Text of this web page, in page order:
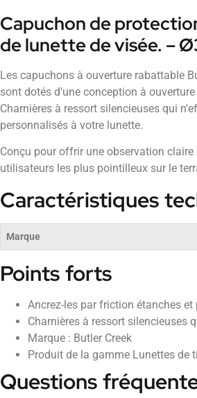
Capuchon de
de lunette de visée. –
Les capuchons à ouverture rabattable
sont dotés d'une conception à
Charnières à ressort silencieuses qui
personnalisés à votre lunette.
Conçu pour offrir une observation
utilisateurs les plus pointilleux sur le
Caractéristiques
Marque
Points forts
Ancrez-les par friction étanches
Charnières à ressort silencieuses
Marque : Butler Creek
Produit de la gamme Lunettes de
Questions